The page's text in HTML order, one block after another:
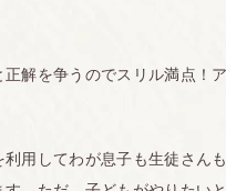
正解を争うのでスリル満点！
利用してわが息子も生徒さん